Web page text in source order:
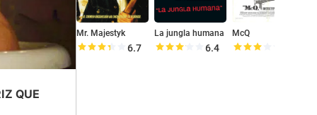
QUE
Mr. Majestyk
6.7
La jungla humana
6.4
McQ